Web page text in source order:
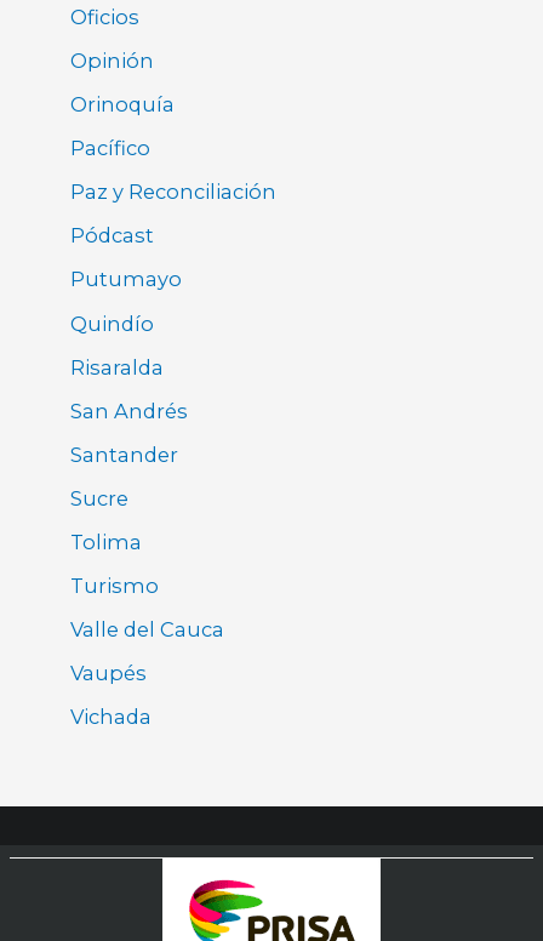
Oficios
Opinión
Orinoquía
Pacífico
Paz y Reconciliación
Pódcast
Putumayo
Quindío
Risaralda
San Andrés
Santander
Sucre
Tolima
Turismo
Valle del Cauca
Vaupés
Vichada